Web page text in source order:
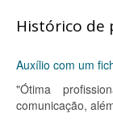
Histórico de
Auxílio com um
"Ótima
comunicação,